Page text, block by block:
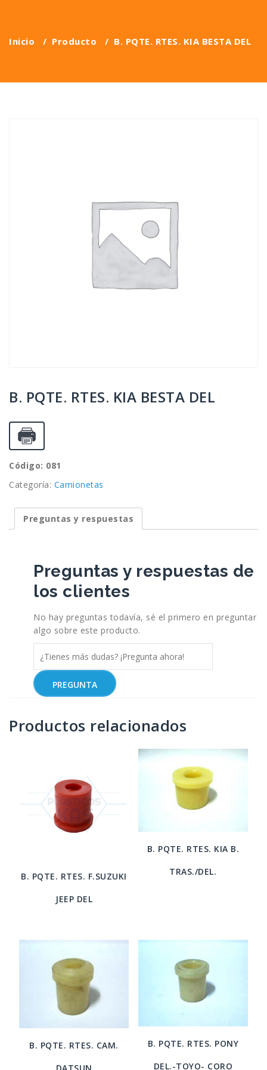
Inicio / Producto / B. PQTE. RTES. KIA BESTA DEL
B. PQTE. RTES. KIA BESTA DEL
Código: 081
Categoría: Camionetas
Preguntas y respuestas
Preguntas y respuestas de
los clientes
No hay preguntas todavía, sé el primero en preguntar
algo sobre este producto.
Productos relacionados
B. PQTE. RTES. F.SUZUKI
JEEP DEL
B. PQTE. RTES. KIA B.
TRAS./DEL.
B. PQTE. RTES. CAM.
B. PQTE. RTES. PONY
DEL.-TOYO- CORO